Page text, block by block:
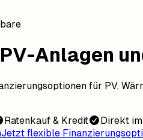
Anlagen
für PV,
Ratenkauf & Kredit
Direkt
Jetzt flexible